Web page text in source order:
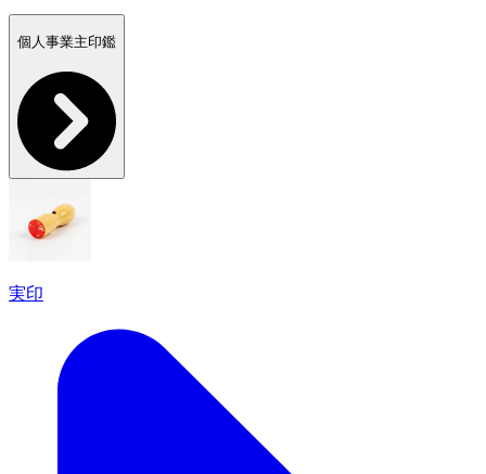
個人事業主印鑑
実印